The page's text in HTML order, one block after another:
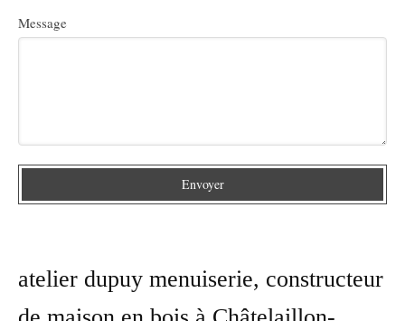
Message
Envoyer
atelier dupuy menuiserie, constructeur